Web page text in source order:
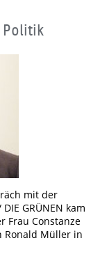
Politik
mit der
GRÜNEN kam
Frau Constanze
Ronald Müller in